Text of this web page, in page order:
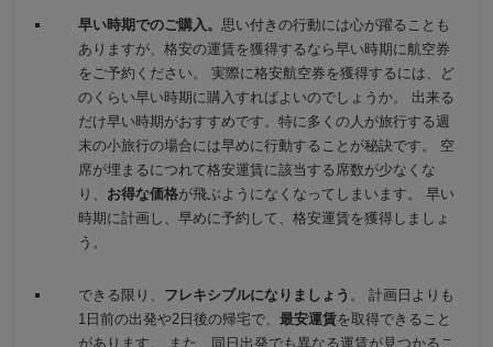
早い時期でのご購入。 思い付きの行動には心が躍ることも
ありますが、格安の運賃を獲得するなら早い時期に航空券
をご予約ください。 実際に格安航空券を獲得するには、ど
のくらい早い時期に購入すればよいのでしょうか。 出来る
だけ早い時期がおすすめです。特に多くの人が旅行する週
末の小旅行の場合には早めに行動することが秘訣です。 空
席が埋まるにつれて格安運賃に該当する席数が少なくな
り、 お得な価格が飛ぶようになくなってしまいます。 早い
時期に計画し、早めに予約して、格安運賃を獲得しましょ
う。
できる限り、 フレキシブルになりましょう 。 計画日よりも
1日前の出発や2日後の帰宅で、 最安運賃を取得できること
があります。 また、同日出発でも異なる運賃が見つかるこ